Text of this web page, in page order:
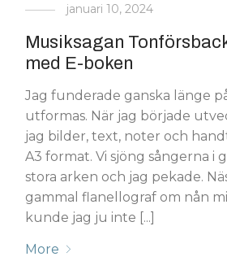
januari 10, 2024
Musiksagan
med E-boken
Jag funderade ganska länge
utformas. När jag började
jag bilder, text, noter och
A3 format. Vi sjöng sångerna i
stora arken och jag pekade.
gammal flanellograf om nån
kunde jag ju inte [...]
More